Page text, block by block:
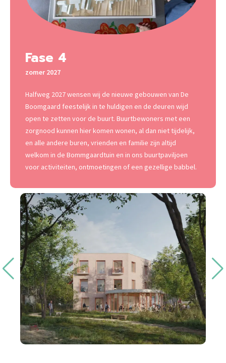
Fase 4
zomer 2027
Halfweg 2027 wensen wij de nieuwe gebouwen van De
Boomgaard feestelijk in te huldigen en de deuren wijd
open te zetten voor de buurt. Buurtbewoners met een
zorgnood kunnen hier komen wonen, al dan niet tijdelijk,
en alle andere buren, vrienden en familie zijn altijd
welkom in de Bommgaardtuin en in ons buurtpaviljoen
voor activiteiten, ontmoetingen of een gezellige babbel.